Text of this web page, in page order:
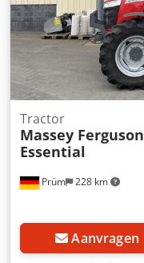
Prüm 228 km
Tractor
Massey Ferguson
Essential
Aanvragen